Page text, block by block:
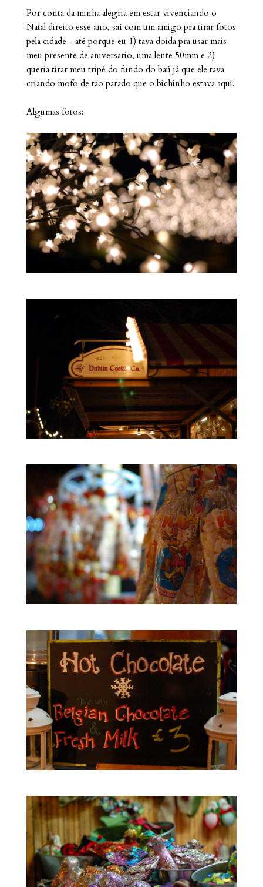
Por conta da minha alegria em estar vivenciando o
Natal direito esse ano, saí com um amigo pra tirar fotos
pela cidade - até porque eu 1) tava doida pra usar mais
meu presente de aniversario, uma lente 50mm e 2)
queria tirar meu tripé do fundo do baú já que ele tava
criando mofo de tão parado que o bichinho estava aqui.
Algumas fotos: